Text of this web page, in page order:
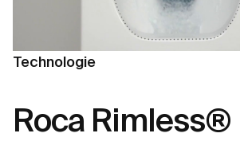
Technologie
Roca Rimless®